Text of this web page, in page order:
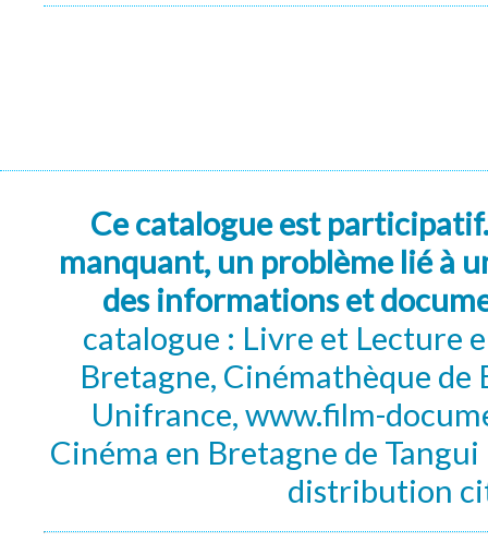
Ce catalogue est
manquant, un problème lié à
des informations et
catalogue : Livre et Lecture
Bretagne, Cinémathèque de
Unifrance, www.film-
Cinéma en Bretagne de
distribution